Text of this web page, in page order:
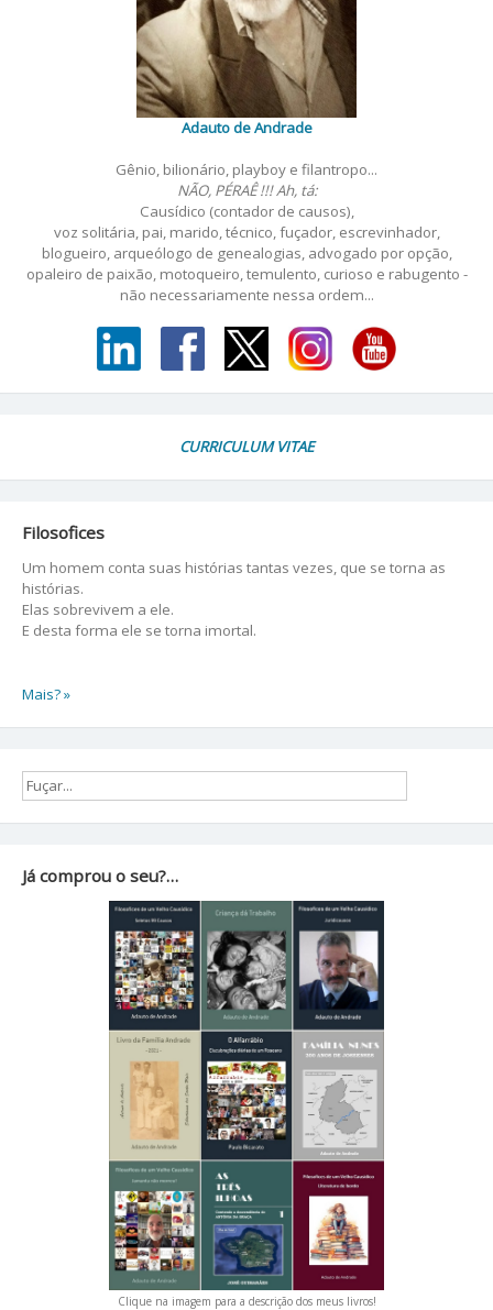
Adauto de Andrade
Gênio, bilionário, playboy e filantropo...
NÃO, PÉRAÊ !!! Ah, tá:
Causídico (contador de causos),
voz solitária, pai, marido, técnico, fuçador, escrevinhador,
blogueiro, arqueólogo de genealogias, advogado por opção,
opaleiro de paixão, motoqueiro, temulento, curioso e rabugento -
não necessariamente nessa ordem...
CURRICULUM VITAE
Filosofices
Um homem conta suas histórias tantas vezes, que se torna as
histórias.
Elas sobrevivem a ele.
E desta forma ele se torna imortal.
Mais? »
Já comprou o seu?…
Clique na imagem para a descrição dos meus livros!